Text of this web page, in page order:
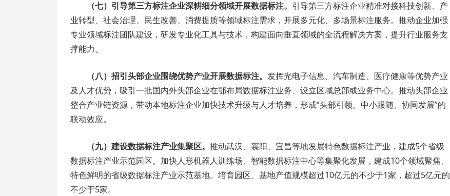
（七）引导第三方标注企业深耕细分领域开展数据标注。 引导第三方标注企业精准对接科技创新、产
业转型、社会治理、民生改善、消费提质等领域标注需求，开展多元化、多场景标注服务。推动企业加强
专业领域标注团队建设，研发专业化工具与技术，构建面向垂直领域的全流程解决方案，提升行业服务支
撑能力。
（八）招引头部企业围绕优势产业开展数据标注。 发挥光电子信息、汽车制造、医疗健康等优势产业
及人才优势，吸引一批国内外头部企业在鄂布局数据标注业务、设立区域总部或业务中心。推动头部企业
整合产业链资源，带动本地标注企业加快技术升级与人才培养，形成“头部引领、中小跟随、协同发展”的
联动效应。
（九）建设数据标注产业集聚区。 推动武汉、襄阳、宜昌等地发展特色数据标注产业，建成5个省级
数据标注产业示范园区。加快人形机器人训练场、智能数据标注中心等集聚化发展，建成10个领域聚焦、
特色鲜明的省级数据标注产业示范基地。培育园区、基地产值规模超过10亿元的不少于1家，超过5亿元的
不少于5家。